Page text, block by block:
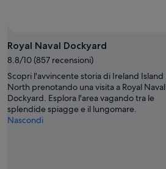
Royal Naval Dockyard
8.8/10 (857 recensioni)
Scopri l'avvincente storia di Ireland Island
North prenotando una visita a Royal Naval
Dockyard. Esplora l'area vagando tra le
splendide spiagge e il lungomare.
Nascondi